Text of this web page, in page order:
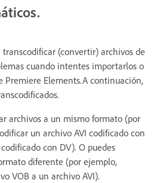
transcodificar (convertir) archivos de
cuando intentes importarlos o
Premiere Elements.A continuación,
archivos a un mismo formato (por
un archivo AVI codificado con
con DV). O puedes
diferente (por ejemplo,
VOB a un archivo AVI).